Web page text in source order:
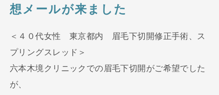
想メールが来ました
＜４０代女性 東京都内 眉毛下切開修正手術、ス
プリングスレッド＞
六本木境クリニックでの眉毛下切開がご希望でした
が、